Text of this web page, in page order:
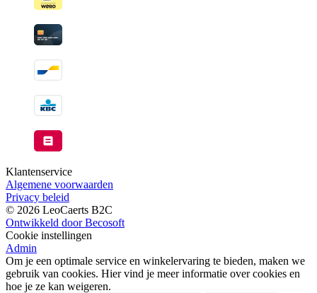
Klantenservice
Algemene voorwaarden
Privacy beleid
© 2026 LeoCaerts B2C
Ontwikkeld door Becosoft
Cookie instellingen
Admin
Om je een optimale service en winkelervaring te bieden, maken we
gebruik van cookies. Hier vind je meer informatie over cookies en
hoe je ze kan weigeren.